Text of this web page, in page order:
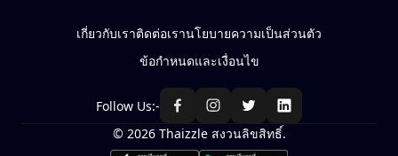
เกี่ยวกับเราติดต่อเรานโยบายความเป็นส่วนตัว
ข้อกำหนดและเงื่อนไข
Follow Us:-
© 2026 Thaizzle สงวนลิขสิทธิ์.